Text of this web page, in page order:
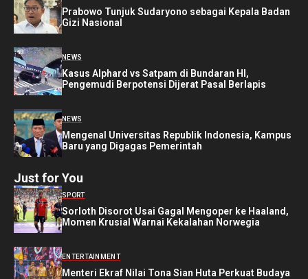
Prabowo Tunjuk Sudaryono sebagai Kepala Badan
Gizi Nasional
NEWS
Kasus Alphard vs Satpam di Bundaran HI,
Pengemudi Berpotensi Dijerat Pasal Berlapis
NEWS
Mengenal Universitas Republik Indonesia, Kampus
Baru yang Digagas Pemerintah
Just for You
SPORT
Sorloth Disorot Usai Gagal Mengoper ke Haaland,
Momen Krusial Warnai Kekalahan Norwegia
ENTERTAINMENT
Menteri Ekraf Nilai Tona Sian Huta Perkuat Budaya